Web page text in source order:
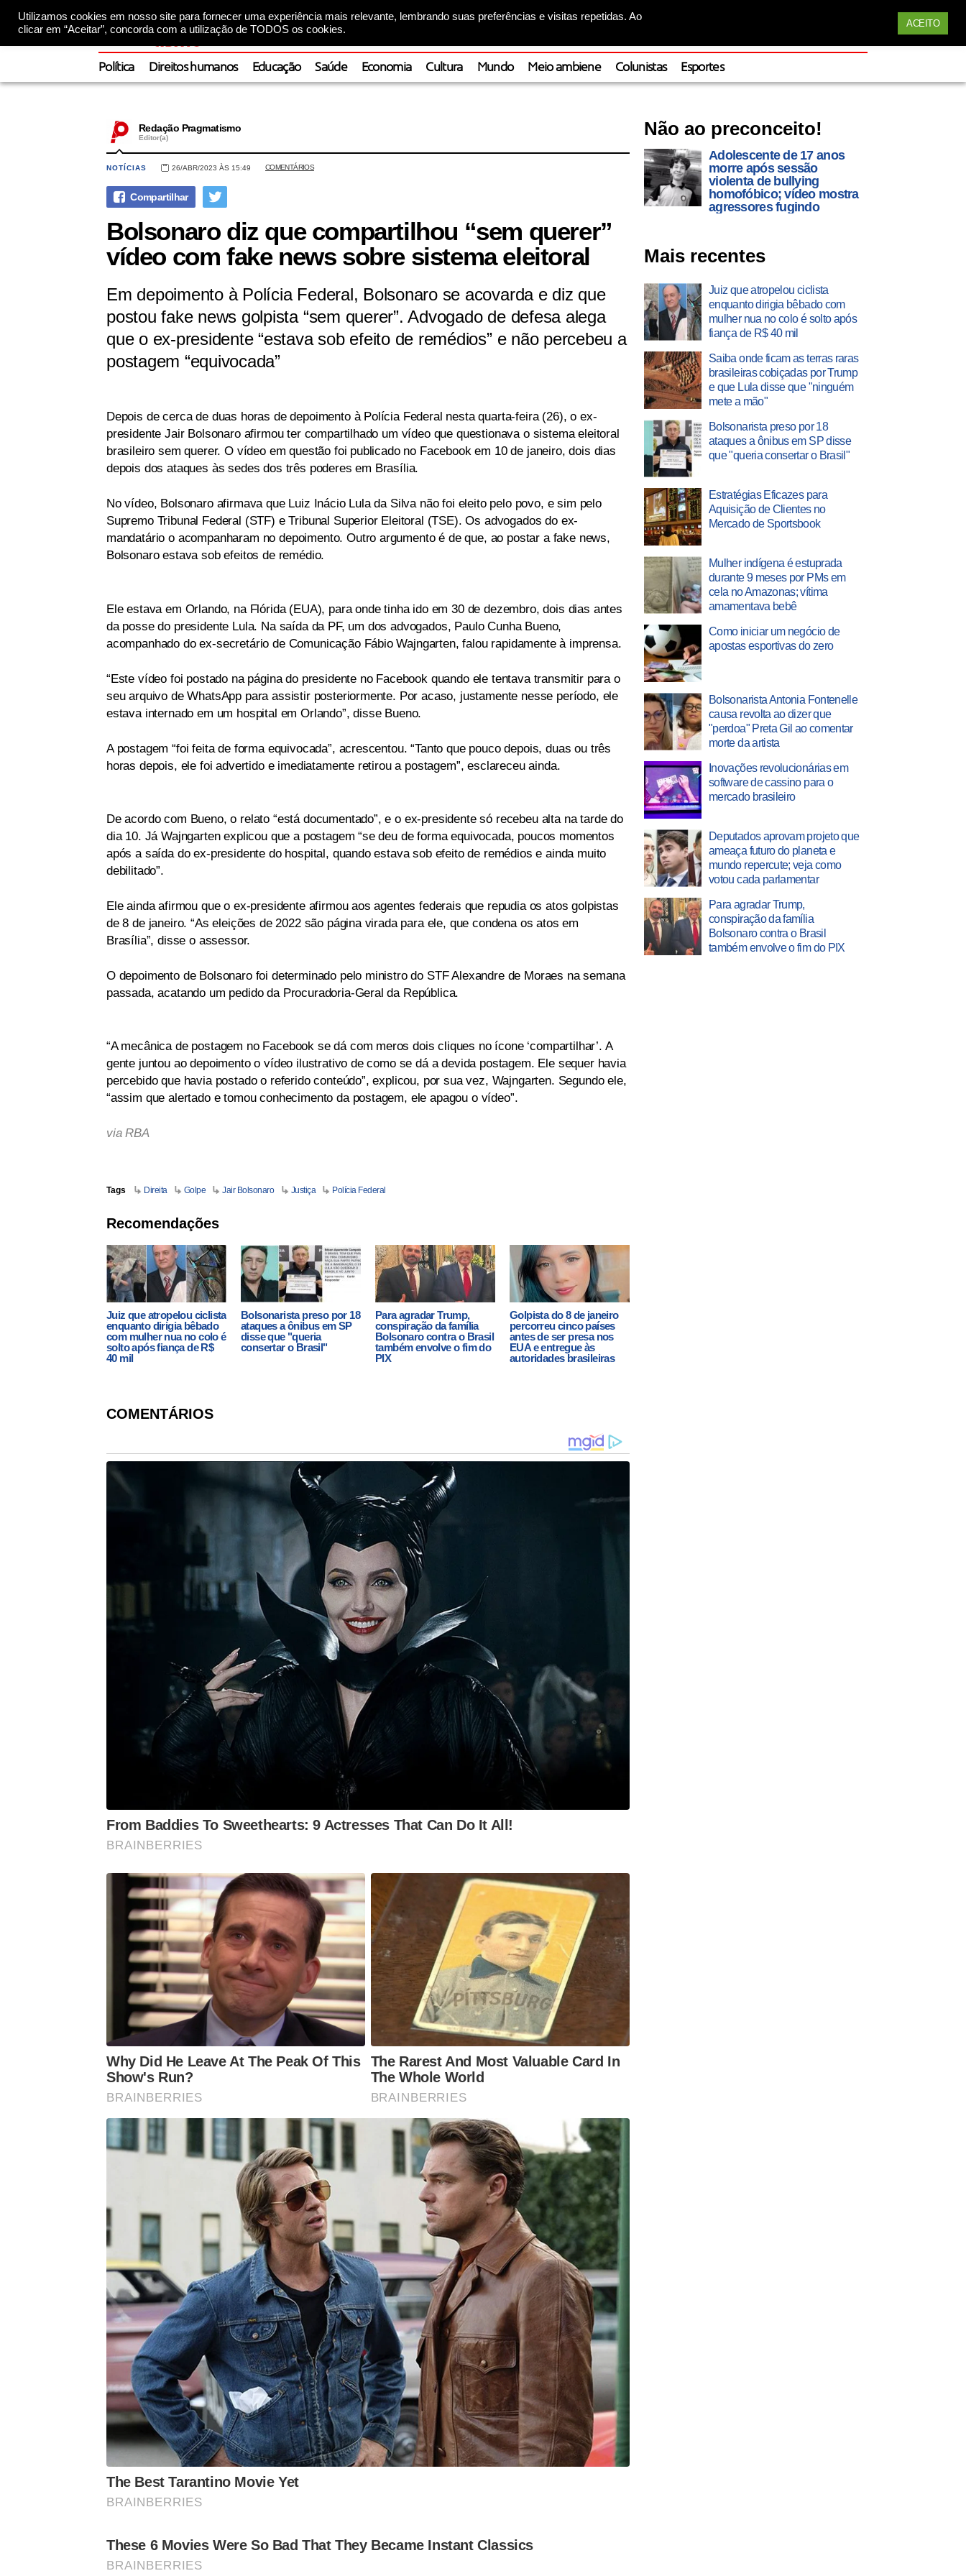
Utilizamos cookies em nosso site para fornecer uma experiência mais relevante, lembrando suas preferências e visitas repetidas. Ao
clicar em “Aceitar”, concorda com a utilização de TODOS os cookies.
ACEITO
Política Direitos humanos Educação Saúde Economia Cultura Mundo Meio ambiene Colunistas Esportes
Redação Pragmatismo
Editor(a)
NOTÍCIAS 26/ABR/2023 ÀS 15:49 COMENTÁRIOS
Bolsonaro diz que compartilhou “sem querer”
vídeo com fake news sobre sistema eleitoral
Em depoimento à Polícia Federal, Bolsonaro se acovarda e diz que
postou fake news golpista “sem querer”. Advogado de defesa alega
que o ex-presidente “estava sob efeito de remédios” e não percebeu a
postagem “equivocada”
Depois de cerca de duas horas de depoimento à Polícia Federal nesta quarta-feira (26), o ex-
presidente Jair Bolsonaro afirmou ter compartilhado um vídeo que questionava o sistema eleitoral
brasileiro sem querer. O vídeo em questão foi publicado no Facebook em 10 de janeiro, dois dias
depois dos ataques às sedes dos três poderes em Brasília.
No vídeo, Bolsonaro afirmava que Luiz Inácio Lula da Silva não foi eleito pelo povo, e sim pelo
Supremo Tribunal Federal (STF) e Tribunal Superior Eleitoral (TSE). Os advogados do ex-
mandatário o acompanharam no depoimento. Outro argumento é de que, ao postar a fake news,
Bolsonaro estava sob efeitos de remédio.
Ele estava em Orlando, na Flórida (EUA), para onde tinha ido em 30 de dezembro, dois dias antes
da posse do presidente Lula. Na saída da PF, um dos advogados, Paulo Cunha Bueno,
acompanhado do ex-secretário de Comunicação Fábio Wajngarten, falou rapidamente à imprensa.
“Este vídeo foi postado na página do presidente no Facebook quando ele tentava transmitir para o
seu arquivo de WhatsApp para assistir posteriormente. Por acaso, justamente nesse período, ele
estava internado em um hospital em Orlando”, disse Bueno.
A postagem “foi feita de forma equivocada”, acrescentou. “Tanto que pouco depois, duas ou três
horas depois, ele foi advertido e imediatamente retirou a postagem”, esclareceu ainda.
De acordo com Bueno, o relato “está documentado”, e o ex-presidente só recebeu alta na tarde do
dia 10. Já Wajngarten explicou que a postagem “se deu de forma equivocada, poucos momentos
após a saída do ex-presidente do hospital, quando estava sob efeito de remédios e ainda muito
debilitado”.
Ele ainda afirmou que o ex-presidente afirmou aos agentes federais que repudia os atos golpistas
de 8 de janeiro. “As eleições de 2022 são página virada para ele, que condena os atos em
Brasília”, disse o assessor.
O depoimento de Bolsonaro foi determinado pelo ministro do STF Alexandre de Moraes na semana
passada, acatando um pedido da Procuradoria-Geral da República.
“A mecânica de postagem no Facebook se dá com meros dois cliques no ícone ‘compartilhar’. A
gente juntou ao depoimento o vídeo ilustrativo de como se dá a devida postagem. Ele sequer havia
percebido que havia postado o referido conteúdo”, explicou, por sua vez, Wajngarten. Segundo ele,
“assim que alertado e tomou conhecimento da postagem, ele apagou o vídeo”.
via RBA
Tags Direita Golpe Jair Bolsonaro Justiça Polícia Federal
Recomendações
Juiz que atropelou ciclista
enquanto dirigia bêbado
com mulher nua no colo é
solto após fiança de R$
40 mil
Bolsonarista preso por 18
ataques a ônibus em SP
disse que "queria
consertar o Brasil"
Para agradar Trump,
conspiração da família
Bolsonaro contra o Brasil
também envolve o fim do
PIX
Golpista do 8 de janeiro
percorreu cinco países
antes de ser presa nos
EUA e entregue às
autoridades brasileiras
COMENTÁRIOS
Não ao preconceito!
Adolescente de 17 anos
morre após sessão
violenta de bullying
homofóbico; vídeo mostra
agressores fugindo
Mais recentes
Juiz que atropelou ciclista
enquanto dirigia bêbado com
mulher nua no colo é solto após
fiança de R$ 40 mil
Saiba onde ficam as terras raras
brasileiras cobiçadas por Trump
e que Lula disse que "ninguém
mete a mão"
Bolsonarista preso por 18
ataques a ônibus em SP disse
que "queria consertar o Brasil"
Estratégias Eficazes para
Aquisição de Clientes no
Mercado de Sportsbook
Mulher indígena é estuprada
durante 9 meses por PMs em
cela no Amazonas; vítima
amamentava bebê
Como iniciar um negócio de
apostas esportivas do zero
Bolsonarista Antonia Fontenelle
causa revolta ao dizer que
"perdoa" Preta Gil ao comentar
morte da artista
Inovações revolucionárias em
software de cassino para o
mercado brasileiro
Deputados aprovam projeto que
ameaça futuro do planeta e
mundo repercute; veja como
votou cada parlamentar
Para agradar Trump,
conspiração da família
Bolsonaro contra o Brasil
também envolve o fim do PIX